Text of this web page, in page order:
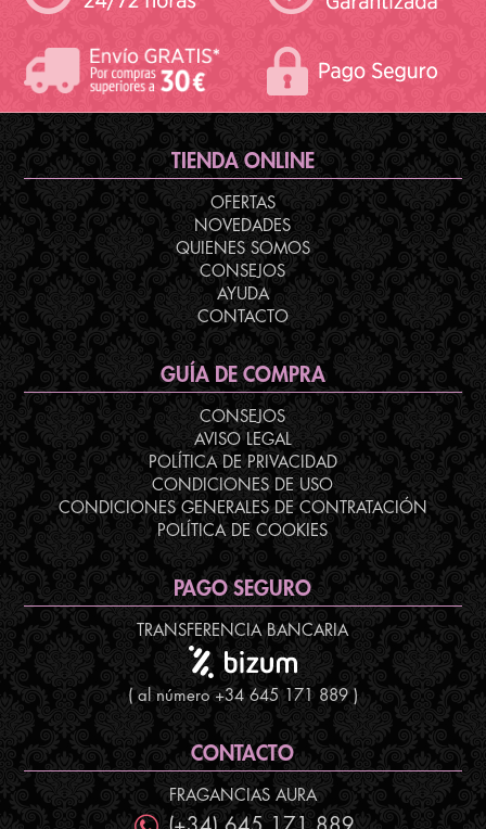
TIENDA ONLINE
OFERTAS
NOVEDADES
QUIENES SOMOS
CONSEJOS
AYUDA
CONTACTO
GUÍA DE COMPRA
CONSEJOS
AVISO LEGAL
POLÍTICA DE PRIVACIDAD
CONDICIONES DE USO
CONDICIONES GENERALES DE CONTRATACIÓN
POLÍTICA DE COOKIES
PAGO SEGURO
TRANSFERENCIA BANCARIA
( al número +34 645 171 889 )
CONTACTO
FRAGANCIAS AURA